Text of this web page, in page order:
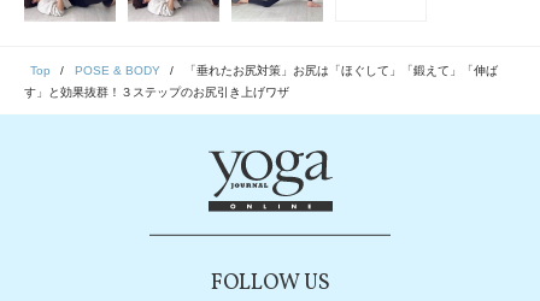
Top POSE & BODY
「垂れたお尻対策」お尻は「ほぐして」「鍛えて」「伸ば
す」と効果抜群！３ステップのお尻引き上げワザ
FOLLOW US